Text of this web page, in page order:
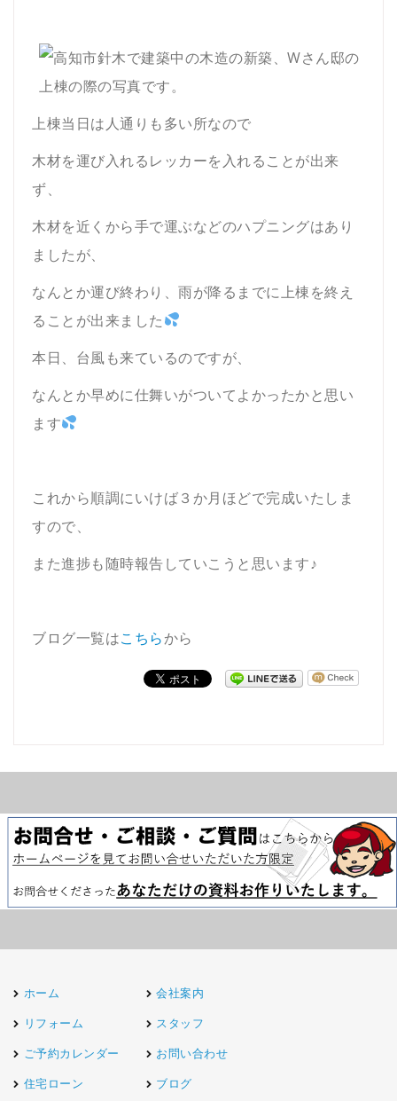
上棟当日は人通りも多い所なので
木材を運び入れるレッカーを入れることが出来
ず、
木材を近くから手で運ぶなどのハプニングはあり
ましたが、
なんとか運び終わり、雨が降るまでに上棟を終え
ることが出来ました
本日、台風も来ているのですが、
なんとか早めに仕舞いがついてよかったかと思い
ます
これから順調にいけば３か月ほどで完成いたしま
すので、
また進捗も随時報告していこうと思います♪
ブログ一覧はこちらから
ホーム
リフォーム
ご予約カレンダー
住宅ローン
会社案内
スタッフ
お問い合わせ
ブログ